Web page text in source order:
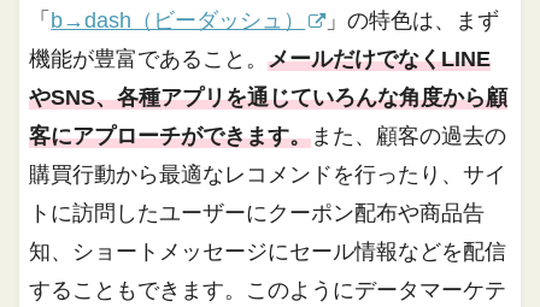
「 b→dash（ビーダッシュ）
」の特色は、まず
機能が豊富であること。メールだけでなくLINE
やSNS、各種アプリを通じていろんな角度から顧
客にアプローチができます。また、顧客の過去の
購買行動から最適なレコメンドを行ったり、サイ
トに訪問したユーザーにクーポン配布や商品告
知、ショートメッセージにセール情報などを配信
することもできます。このようにデータマーケテ